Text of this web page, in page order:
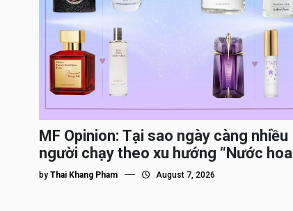
MF Opinion: Tại sao ngày càng nhiều
người chạy theo xu hướng “Nước hoa
Dupe”?
by Thai Khang Pham August 7, 2026